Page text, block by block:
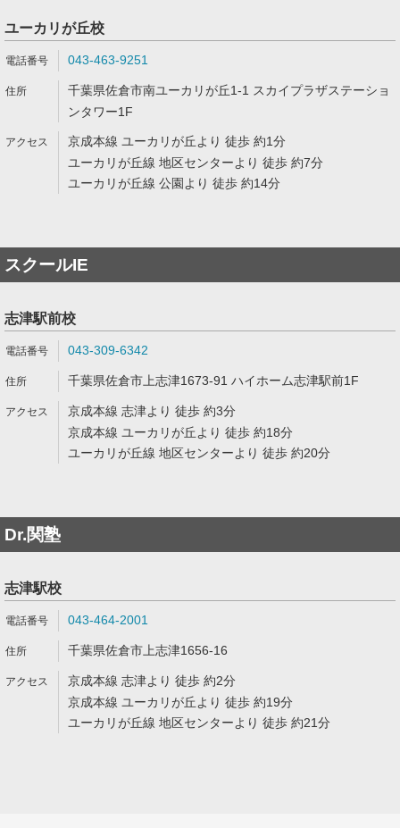
ユーカリが丘校
043-463-9251
千葉県佐倉市南ユーカリが丘1-1 スカイプラザステーショ
ンタワー1F
京成本線 ユーカリが丘より 徒歩 約1分
ユーカリが丘線 地区センターより 徒歩 約7分
ユーカリが丘線 公園より 徒歩 約14分
スクールIE
志津駅前校
043-309-6342
千葉県佐倉市上志津1673-91 ハイホーム志津駅前1F
京成本線 志津より 徒歩 約3分
京成本線 ユーカリが丘より 徒歩 約18分
ユーカリが丘線 地区センターより 徒歩 約20分
Dr.関塾
志津駅校
043-464-2001
千葉県佐倉市上志津1656-16
京成本線 志津より 徒歩 約2分
京成本線 ユーカリが丘より 徒歩 約19分
ユーカリが丘線 地区センターより 徒歩 約21分